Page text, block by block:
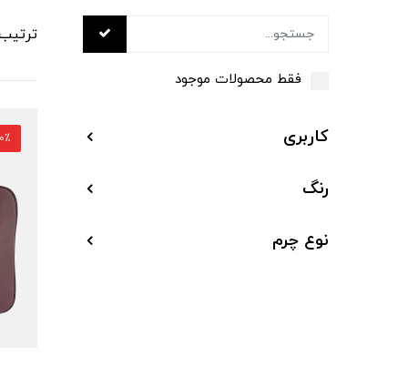
فقط محصولات موجود
کاربری
رنگ
نوع چرم
30٪